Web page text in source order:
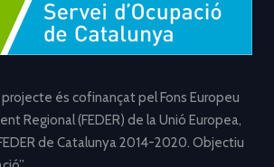
projecte és cofinançat pel Fons Europeu
Regional (FEDER) de la Unió Europea,
de Catalunya 2014-2020. Objectiu